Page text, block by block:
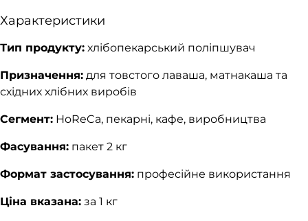
Характеристики
Тип продукту: хлібопекарський поліпшувач
Призначення: для товстого лаваша, матнакаша та
східних хлібних виробів
Сегмент: HoReCa, пекарні, кафе, виробництва
Фасування: пакет 2 кг
Формат застосування: професійне використання
Ціна вказана: за 1 кг